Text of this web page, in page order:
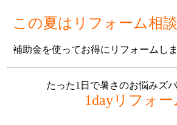
この夏は リフォーム相
補助金を使ってお得にリフォームし
たった1日で暑さのお悩みズ
1dayリフォー